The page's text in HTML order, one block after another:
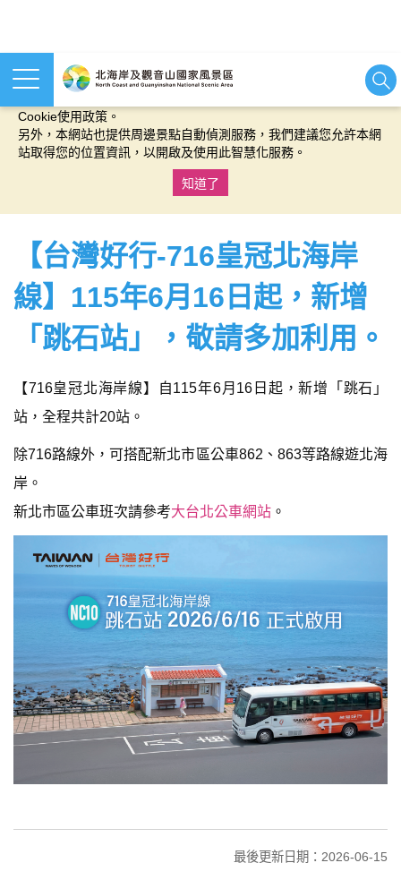
本網站使用cookies等相關技術以持續優化網站服務，並有助於為
Cookie使用政策。
另外，本網站也提供周邊景點自動偵測服務，我們建議您允許本網
站取得您的位置資訊，以開啟及使用此智慧化服務。
知道了
【台灣好行-716皇冠北海岸
線】115年6月16日起，新增
「跳石站」，敬請多加利用。
【716皇冠北海岸線】自115年6月16日起，新增「跳石」
站，全程共計20站。
除716路線外，可搭配新北市區公車862、863等路線遊北海
岸。
新北市區公車班次請參考大台北公車網站 。
最後更新日期：2026-06-15